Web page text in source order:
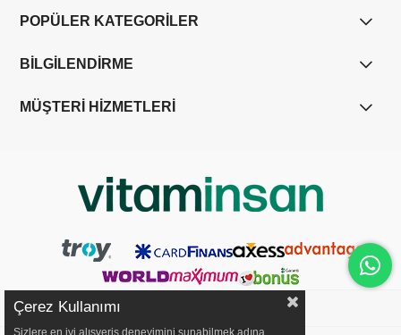
POPÜLER KATEGORİLER
BİLGİLENDİRME
MÜŞTERİ HİZMETLERİ
Çerez Kullanımı
Sizlere en iyi alışveriş deneyimini sunabilmek adına